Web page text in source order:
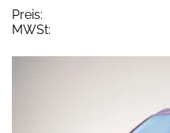
Preis:
MWSt: